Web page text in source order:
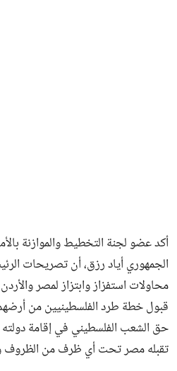
أكد عضو لجنة التخطيط والموازنة
الجمهوري أياد رزق، أن تصريحات
محاولات استفزاز وابتزاز لمصر
قبول خطة طرد الفلسطينيين من
حق الشعب الفلسطيني في إقامة
تقبله مصر تحت أي ظرف من